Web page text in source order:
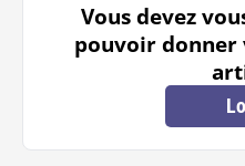
Vous devez
pouvoir donner